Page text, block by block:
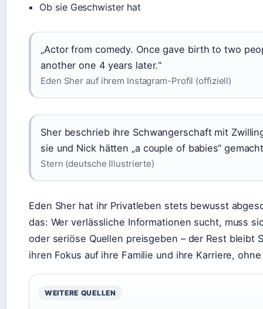
Ob sie Geschwister hat
„Actor from comedy. Once gave birth to two
another one 4 years later.“
Eden Sher auf ihrem Instagram-Profil (offiziell)
Sher beschrieb ihre Schwangerschaft mit
sie und Nick hätten „a couple of babies“
Stern (deutsche Illustrierte)
Eden Sher hat ihr Privatleben stets bewusst
das: Wer verlässliche Informationen sucht, muss
oder seriöse Quellen preisgeben – der Rest bleibt
ihren Fokus auf ihre Familie und ihre Karriere,
WEITERE QUELLEN